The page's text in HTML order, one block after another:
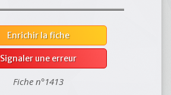
Enrichir la fiche
Signaler une erreur
Fiche n°1413